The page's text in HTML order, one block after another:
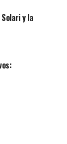
y la